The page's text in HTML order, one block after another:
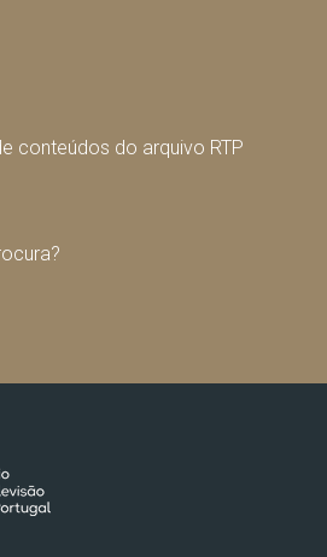
conteúdos do arquivo RTP